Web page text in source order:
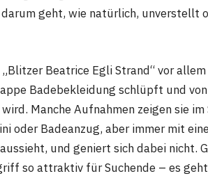
geht, wie natürlich, unverstellt
Beatrice Egli Strand“ vor
Badebekleidung schlüpft und
Manche Aufnahmen zeigen sie
oder Badeanzug, aber immer mit
und geniert sich dabei nicht.
so attraktiv für Suchende – es